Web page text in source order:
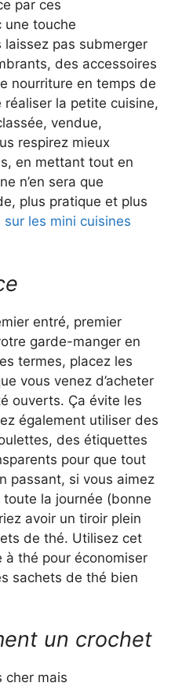
par ces
une touche
laissez pas submerger
des accessoires
nourriture en temps de
la petite cuisine,
vendue,
respirez mieux
en mettant tout en
n’en sera que
plus pratique et plus
sur les mini cuisines
entré, premier
garde-manger en
termes, placez les
vous venez d’acheter
ouverts. Ça évite les
également utiliser des
des étiquettes
pour que tout
passant, si vous aimez
la journée (bonne
avoir un tiroir plein
de thé. Utilisez cet
à thé pour économiser
sachets de thé bien
un crochet
cher mais